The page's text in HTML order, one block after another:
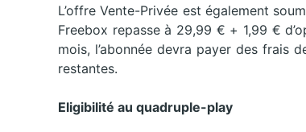
L’offre Vente-Privée est également
Freebox repasse à 29,99 € + 1,99 €
mois, l’abonnée devra payer des frais
restantes.
Eligibilité au quadruple-play